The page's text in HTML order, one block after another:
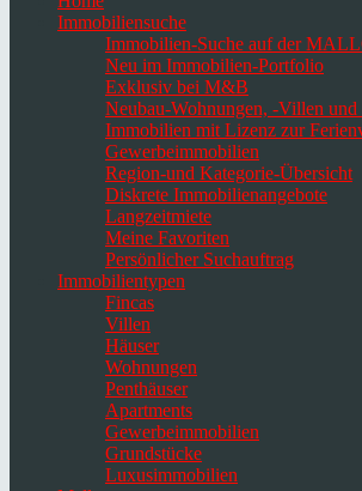
Immobiliensuche
Immobilien-Suche auf der
Neu im Immobilien-Portfolio
Exklusiv bei M&B
Neubau-Wohnungen, -Villen
Immobilien mit Lizenz zur
Gewerbeimmobilien
Region-und Kategorie-Übersicht
Diskrete Immobilienangebote
Langzeitmiete
Meine Favoriten
Persönlicher Suchauftrag
Immobilientypen
Fincas
Villen
Häuser
Wohnungen
Penthäuser
Apartments
Gewerbeimmobilien
Grundstücke
Luxusimmobilien